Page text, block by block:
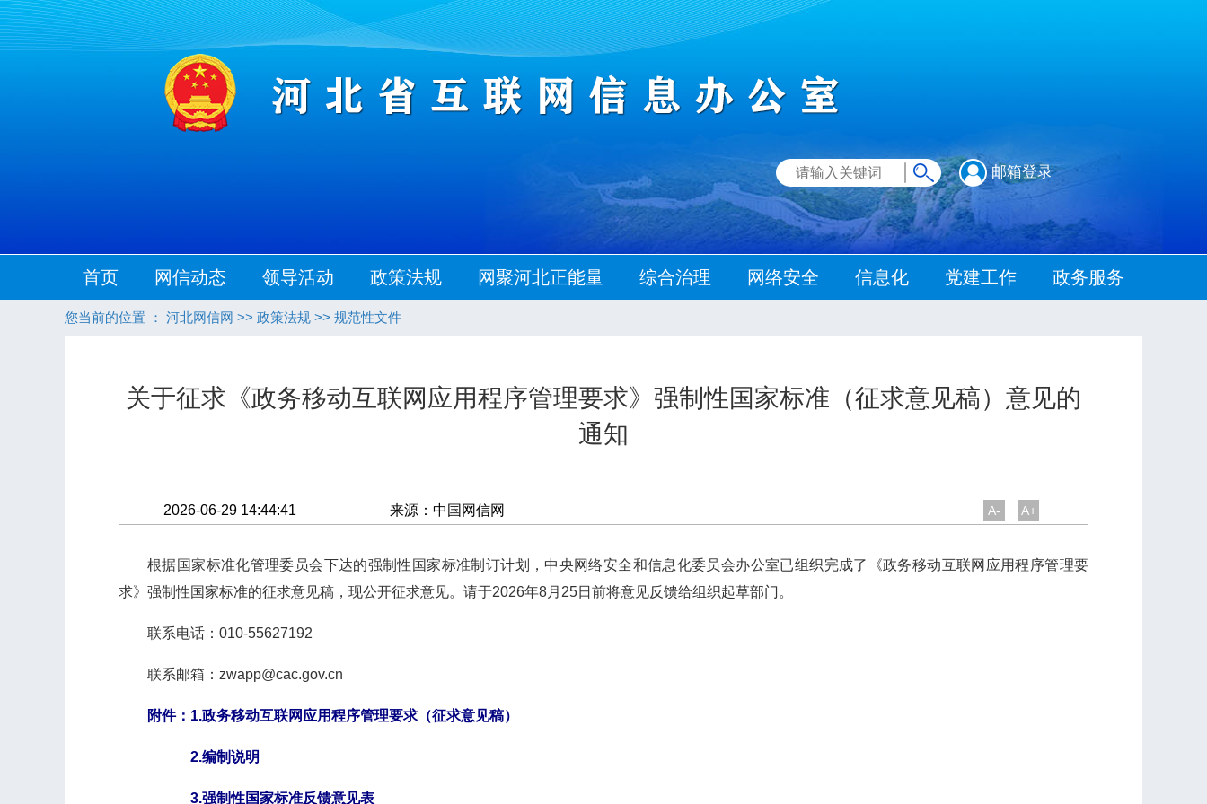
邮箱登录
首页 网信动态 领导活动 政策法规 网聚河北正能量 综合治理 网络安全 信息化 党建工作 政务服务
您当前的位置 ： 河北网信网 >> 政策法规 >> 规范性文件
关于征求《政务移动互联网应用程序管理要求》强制性国家标准（征求意见稿）意见的
通知
2026-06-29 14:44:41 来源：中国网信网 A- A+
根据国家标准化管理委员会下达的强制性国家标准制订计划，中央网络安全和信息化委员会办公室已组织完成了《政务移动互联网应用程序管理要
求》强制性国家标准的征求意见稿，现公开征求意见。请于2026年8月25日前将意见反馈给组织起草部门。
联系电话：010-55627192
联系邮箱：zwapp@cac.gov.cn
附件：1.政务移动互联网应用程序管理要求（征求意见稿）
2.编制说明
3.强制性国家标准反馈意见表